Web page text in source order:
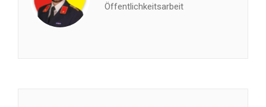
Öffentlichkeitsarbeit